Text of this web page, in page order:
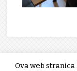
Ova web